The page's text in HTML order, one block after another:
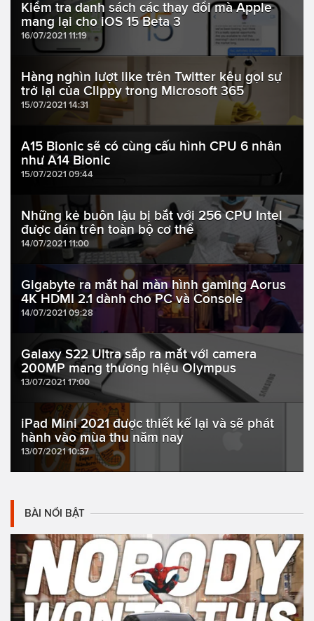
Kiểm tra danh sách các thay đổi mà Apple
mang lại cho iOS 15 Beta 3
16/07/2021 11:19
Hàng nghìn lượt like trên Twitter kêu gọi sự
trở lại của Clippy trong Microsoft 365
15/07/2021 14:31
A15 Bionic sẽ có cùng cấu hình CPU 6 nhân
như A14 Bionic
15/07/2021 09:44
Những kẻ buôn lậu bị bắt với 256 CPU Intel
được dán trên toàn bộ cơ thể
14/07/2021 11:00
Gigabyte ra mắt hai màn hình gaming Aorus
4K HDMI 2.1 dành cho PC và Console
14/07/2021 09:28
Galaxy S22 Ultra sắp ra mắt với camera
200MP mang thương hiệu Olympus
13/07/2021 17:00
iPad Mini 2021 được thiết kế lại và sẽ phát
hành vào mùa thu năm nay
13/07/2021 10:37
BÀI NỔI BẬT